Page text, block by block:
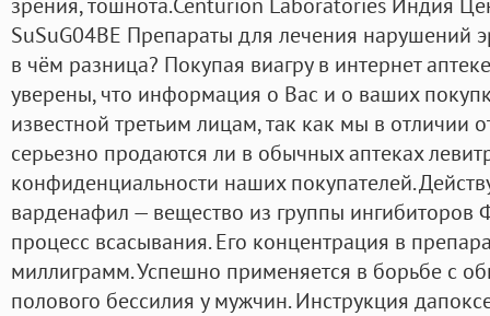
SuSuG04BE Препараты для лечения нарушений
в чём разница? Покупая виагру в интернет
уверены, что информация о Вас и о ваших
известной третьим лицам, так как мы в отличии
серьезно продаются ли в обычных аптеках
конфиденциальности наших покупателей.
варденафил — вещество из группы
процесс всасывания. Его концентрация в
миллиграмм. Успешно применяется в борьбе с
полового бессилия у мужчин. Инструкция